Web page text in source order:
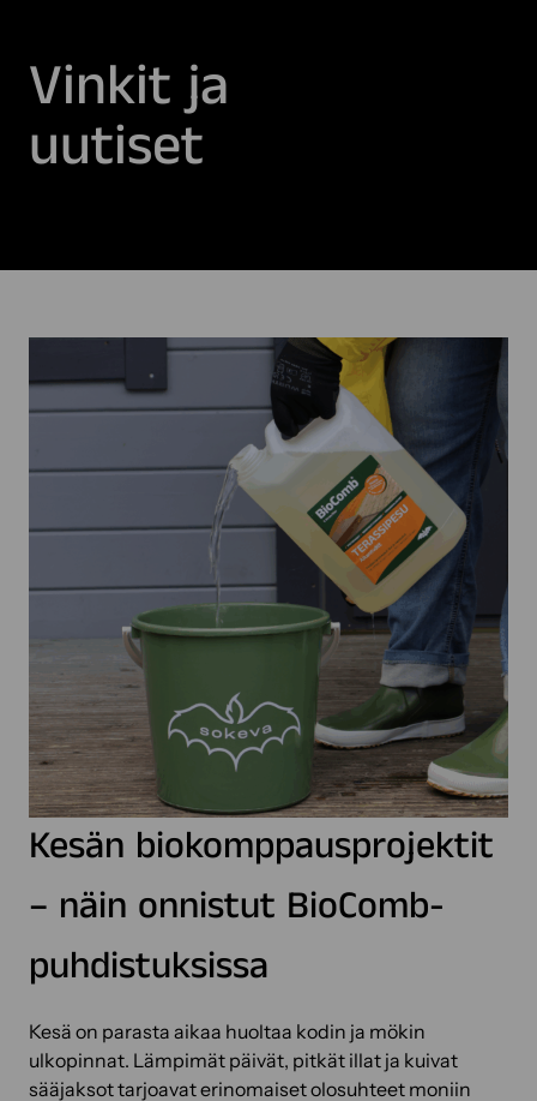
Vinkit ja
uutiset
Kesän biokomppausprojektit
– näin onnistut BioComb-
puhdistuksissa
Kesä on parasta aikaa huoltaa kodin ja mökin
ulkopinnat. Lämpimät päivät, pitkät illat ja kuivat
sääjaksot tarjoavat erinomaiset olosuhteet moniin